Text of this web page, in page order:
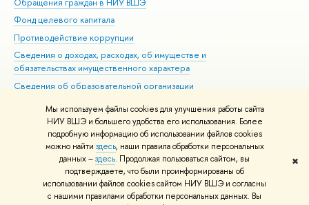
Мы используем файлы cookies для улучшения работы сайта
НИУ ВШЭ и большего удобства его использования. Более
подробную информацию об использовании файлов cookies
можно найти здесь, наши правила обработки персональных
данных –здесь. Продолжая пользоваться сайтом, вы
подтверждаете, что были проинформированы об
использовании файлов cookies сайтом НИУ ВШЭ и согласны
с нашими правилами обработки персональных данных. Вы
✖
Обращения граждан в НИУ ВШЭ
Фонд целевого капитала
Противодействие коррупции
Сведения о доходах, расходах, об имуществе и
обязательствах имущественного характера
Сведения об образовательной организации
Людям с ограниченными возможностями здоровья
Единая платежная страница
Работа в Вышке
© НИУ ВШЭ 1993–2026 Адреса и контакты Условия использования
материалов Политика конфиденциальности Карта сайта